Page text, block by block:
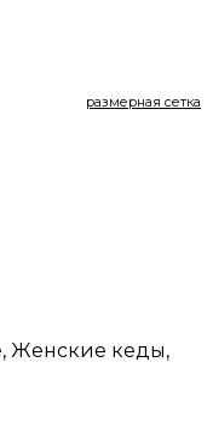
размерная сетка
, Женские кеды,